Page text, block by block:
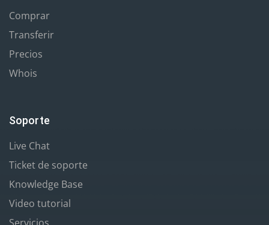
Comprar
Transferir
Precios
Whois
Soporte
Live Chat
Ticket de soporte
Knowledge Base
Video tutorial